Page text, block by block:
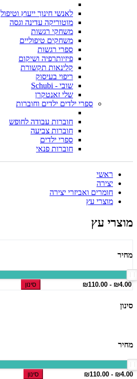
לאנשי חינוך ייעוץ וטיפול
מוטוריקה עדינה וגסה
משחקי רגשות
משחקים טיפוליים
ספרי רגשות
פיזיותרפיה ושיקום
קלינאות תקשורת
ריפוי בעיסוק
שובי - Schubi
שלי זאנטקרן
ספרי ילדים ילדים וחוברות
חוברות עבודה לחופש
חוברות צביעה
ספרי ילדים
חוברות פנאי
ראשי
יצירה
חומרים ואביזרי יצירה
מוצרי עץ
מוצרי עץ
מחיר
סינון
סינון
מחיר
סינון